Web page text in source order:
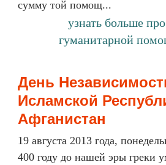
сумму той помощ...
узнать больше
гуманитарной
День
Исламской
Афганистан
19 августа 2013 года,
400 году до нашей эры греки